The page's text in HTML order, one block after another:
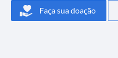
Faça sua doação